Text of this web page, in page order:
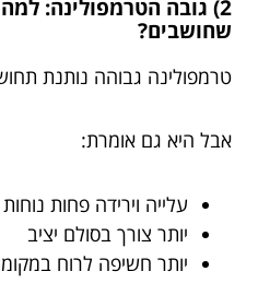
2) גובה הטרמפולינה:
שחושבים?
טרמפולינה גבוהה נותנת
אבל היא גם אומרת:
עלייה וירידה פחות
יותר צורך בסולם יציב
יותר חשיפה לרוח